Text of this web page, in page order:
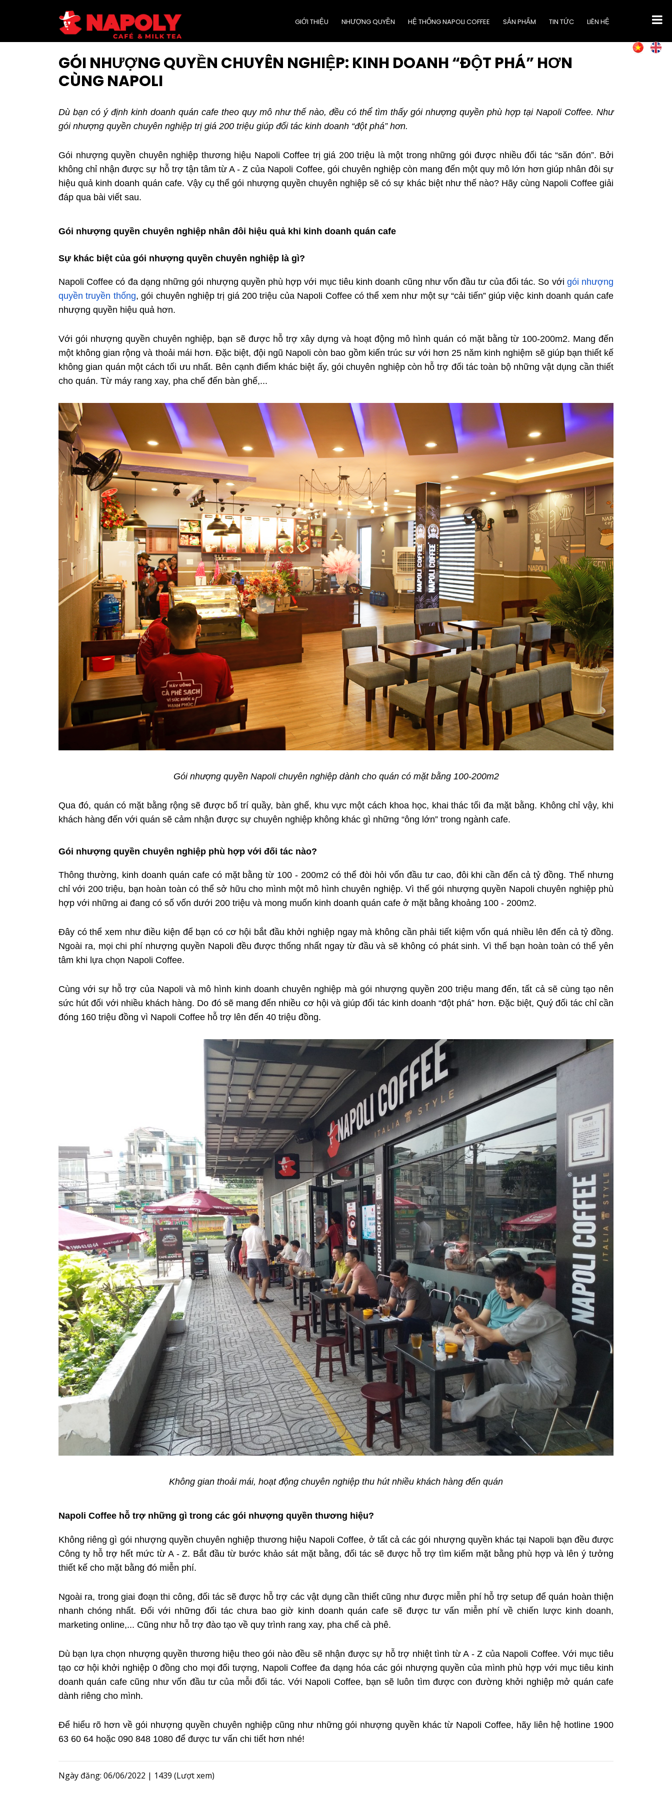
GIỚI THIỆU NHƯỢNG QUYỀN HỆ THỐNG NAPOLI COFFEE SẢN PHẨM TIN TỨC LIÊN HỆ
GÓI NHƯỢNG QUYỀN CHUYÊN NGHIỆP: KINH DOANH “ĐỘT PHÁ” HƠN
CÙNG NAPOLI
Dù bạn có ý định kinh doanh quán cafe theo quy mô như thế nào, đều có thể tìm thấy gói nhượng quyền phù hợp tại Napoli Coffee. Như
gói nhượng quyền chuyên nghiệp trị giá 200 triệu giúp đối tác kinh doanh “đột phá” hơn.
Gói nhượng quyền chuyên nghiệp thương hiệu Napoli Coffee trị giá 200 triệu là một trong những gói được nhiều đối tác “săn đón”. Bởi
không chỉ nhận được sự hỗ trợ tận tâm từ A - Z của Napoli Coffee, gói chuyên nghiệp còn mang đến một quy mô lớn hơn giúp nhân đôi sự
hiệu quả kinh doanh quán cafe. Vậy cụ thể gói nhượng quyền chuyên nghiệp sẽ có sự khác biệt như thế nào? Hãy cùng Napoli Coffee giải
đáp qua bài viết sau.
Gói nhượng quyền chuyên nghiệp nhân đôi hiệu quả khi kinh doanh quán cafe
Sự khác biệt của gói nhượng quyền chuyên nghiệp là gì?
Napoli Coffee có đa dạng những gói nhượng quyền phù hợp với mục tiêu kinh doanh cũng như vốn đầu tư của đối tác. So với gói nhượng
quyền truyền thống, gói chuyên nghiệp trị giá 200 triệu của Napoli Coffee có thể xem như một sự “cải tiến” giúp việc kinh doanh quán cafe
nhượng quyền hiệu quả hơn.
Với gói nhượng quyền chuyên nghiệp, bạn sẽ được hỗ trợ xây dựng và hoạt động mô hình quán có mặt bằng từ 100-200m2. Mang đến
một không gian rộng và thoải mái hơn. Đặc biệt, đội ngũ Napoli còn bao gồm kiến trúc sư với hơn 25 năm kinh nghiệm sẽ giúp bạn thiết kế
không gian quán một cách tối ưu nhất. Bên cạnh điểm khác biệt ấy, gói chuyên nghiệp còn hỗ trợ đối tác toàn bộ những vật dụng cần thiết
cho quán. Từ máy rang xay, pha chế đến bàn ghế,...
Gói nhượng quyền Napoli chuyên nghiệp dành cho quán có mặt bằng 100-200m2
Qua đó, quán có mặt bằng rộng sẽ được bố trí quầy, bàn ghế, khu vực một cách khoa học, khai thác tối đa mặt bằng. Không chỉ vậy, khi
khách hàng đến với quán sẽ cảm nhận được sự chuyên nghiệp không khác gì những “ông lớn” trong ngành cafe.
Gói nhượng quyền chuyên nghiệp phù hợp với đối tác nào?
Thông thường, kinh doanh quán cafe có mặt bằng từ 100 - 200m2 có thể đòi hỏi vốn đầu tư cao, đôi khi cần đến cả tỷ đồng. Thế nhưng
chỉ với 200 triệu, bạn hoàn toàn có thể sở hữu cho mình một mô hình chuyên nghiệp. Vì thế gói nhượng quyền Napoli chuyên nghiệp phù
hợp với những ai đang có số vốn dưới 200 triệu và mong muốn kinh doanh quán cafe ở mặt bằng khoảng 100 - 200m2.
Đây có thể xem như điều kiện để bạn có cơ hội bắt đầu khởi nghiệp ngay mà không cần phải tiết kiệm vốn quá nhiều lên đến cả tỷ đồng.
Ngoài ra, mọi chi phí nhượng quyền Napoli đều được thống nhất ngay từ đầu và sẽ không có phát sinh. Vì thế bạn hoàn toàn có thể yên
tâm khi lựa chọn Napoli Coffee.
Cùng với sự hỗ trợ của Napoli và mô hình kinh doanh chuyên nghiệp mà gói nhượng quyền 200 triệu mang đến, tất cả sẽ cùng tạo nên
sức hút đối với nhiều khách hàng. Do đó sẽ mang đến nhiều cơ hội và giúp đối tác kinh doanh “đột phá” hơn. Đặc biệt, Quý đối tác chỉ cần
đóng 160 triệu đồng vì Napoli Coffee hỗ trợ lên đến 40 triệu đồng.
Không gian thoải mái, hoạt động chuyên nghiệp thu hút nhiều khách hàng đến quán
Napoli Coffee hỗ trợ những gì trong các gói nhượng quyền thương hiệu?
Không riêng gì gói nhượng quyền chuyên nghiệp thương hiệu Napoli Coffee, ở tất cả các gói nhượng quyền khác tại Napoli bạn đều được
Công ty hỗ trợ hết mức từ A - Z. Bắt đầu từ bước khảo sát mặt bằng, đối tác sẽ được hỗ trợ tìm kiếm mặt bằng phù hợp và lên ý tưởng
thiết kế cho mặt bằng đó miễn phí.
Ngoài ra, trong giai đoạn thi công, đối tác sẽ được hỗ trợ các vật dụng cần thiết cũng như được miễn phí hỗ trợ setup để quán hoàn thiện
nhanh chóng nhất. Đối với những đối tác chưa bao giờ kinh doanh quán cafe sẽ được tư vấn miễn phí về chiến lược kinh doanh,
marketing online,... Cũng như hỗ trợ đào tạo về quy trình rang xay, pha chế cà phê.
Dù bạn lựa chọn nhượng quyền thương hiệu theo gói nào đều sẽ nhận được sự hỗ trợ nhiệt tình từ A - Z của Napoli Coffee. Với mục tiêu
tạo cơ hội khởi nghiệp 0 đồng cho mọi đối tượng, Napoli Coffee đa dạng hóa các gói nhượng quyền của mình phù hợp với mục tiêu kinh
doanh quán cafe cũng như vốn đầu tư của mỗi đối tác. Với Napoli Coffee, bạn sẽ luôn tìm được con đường khởi nghiệp mở quán cafe
dành riêng cho mình.
Để hiểu rõ hơn về gói nhượng quyền chuyên nghiệp cũng như những gói nhượng quyền khác từ Napoli Coffee, hãy liên hệ hotline 1900
63 60 64 hoặc 090 848 1080 để được tư vấn chi tiết hơn nhé!
Ngày đăng: 06/06/2022 | 1439 (Lượt xem)